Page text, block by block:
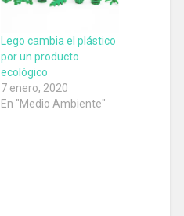
Lego cambia el plástico
por un producto
ecológico
7 enero, 2020
En "Medio Ambiente"